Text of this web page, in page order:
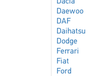
Daewoo
DAF
Daihatsu
Dodge
Ferrari
Fiat
Ford